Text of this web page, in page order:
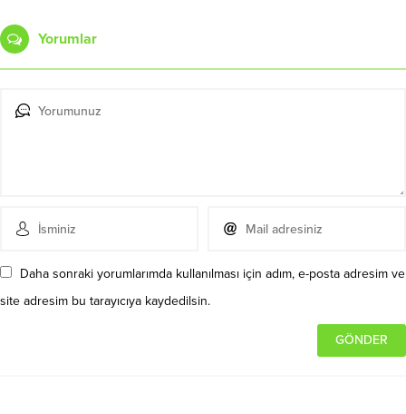
Yorumlar
Daha sonraki yorumlarımda kullanılması için adım, e-posta adresim ve
site adresim bu tarayıcıya kaydedilsin.